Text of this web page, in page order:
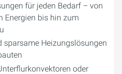
für jeden Bedarf – von
Energien bis hin zum
sparsame Heizungslösungen
oder